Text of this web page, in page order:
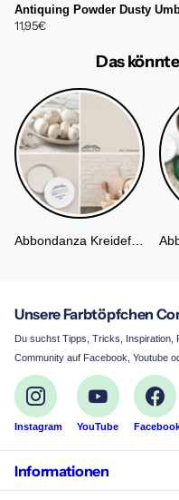
Antiquing Powder Dusty
11,95€
Das
Informationen
Unsere Farbtöpfchen
Du suchst Tipps, Tricks, Inspiration,
Community auf Facebook, Youtube
Instagram YouTube